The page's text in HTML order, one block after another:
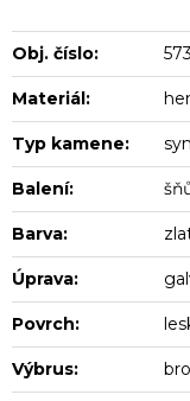
Obj. číslo:
Materiál:
Typ kamene:
Balení:
Barva:
Úprava:
Povrch:
Výbrus: